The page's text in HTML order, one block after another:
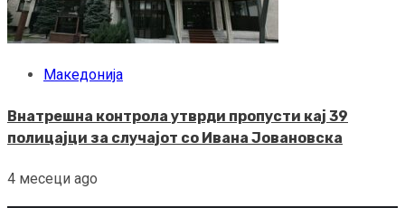
Македонија
Внатрешна контрола утврди пропусти кај 39
полицајци за случајот со Ивана Јовановска
4 месеци ago